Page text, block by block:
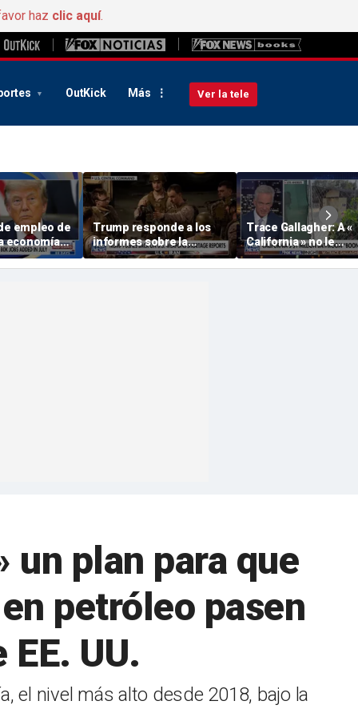
haz clic aquí.
OutKick Más Ver la tele
empleo de
economía
mira
Trump responde a los
informes sobre la
escasez de armas en EE.
UU.
Trace Gallagher: A «
California » no le
importan los
el fraude, los
un plan para que
petróleo pasen
UU.
el nivel más alto desde 2018, bajo la